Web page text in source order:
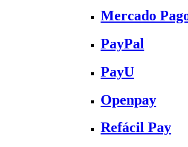
Mercado
PayPal
PayU
Openpay
Refácil Pay